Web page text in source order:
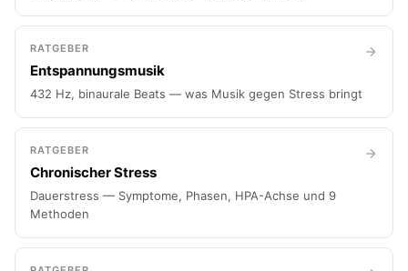
RATGEBER
Entspannungsmusik
432 Hz, binaurale Beats — was Musik gegen Stress bringt
RATGEBER
Chronischer Stress
Dauerstress — Symptome, Phasen, HPA-Achse und 9
Methoden